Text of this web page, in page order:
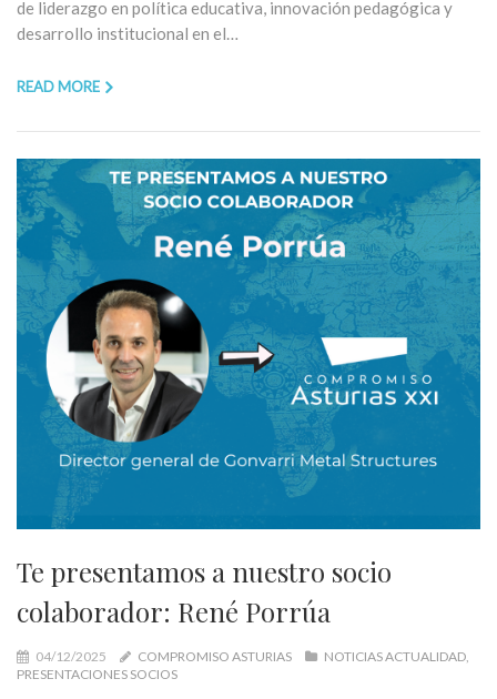
de liderazgo en política educativa, innovación pedagógica y
desarrollo institucional en el…
READ MORE
Te presentamos a nuestro socio
colaborador: René Porrúa
04/12/2025 COMPROMISO ASTURIAS
NOTICIAS ACTUALIDAD
PRESENTACIONES SOCIOS